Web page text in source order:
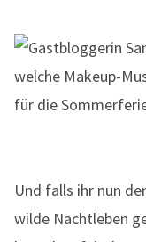
Und falls ihr nun
wilde Nachtleben